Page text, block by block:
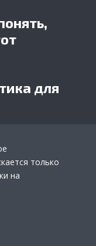
для
только
на